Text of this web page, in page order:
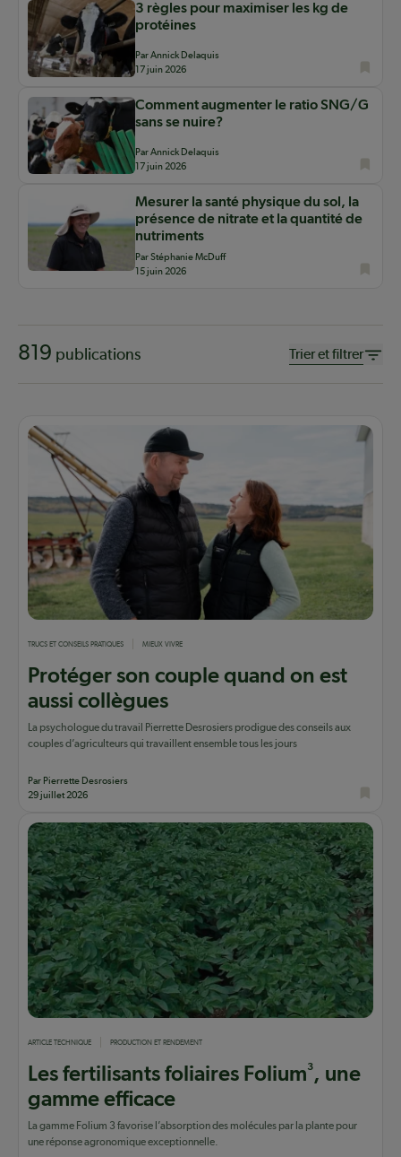
3 règles pour maximiser les kg de
protéines
Par Annick Delaquis
17 juin 2026
Comment augmenter le ratio SNG/G
sans se nuire?
Par Annick Delaquis
17 juin 2026
Mesurer la santé physique du sol, la
présence de nitrate et la quantité de
nutriments
Par Stéphanie McDuff
15 juin 2026
819 publications Trier et filtrer
TRUCS ET CONSEILS PRATIQUES MIEUX VIVRE
Protéger son couple quand on est
aussi collègues
La psychologue du travail Pierrette Desrosiers prodigue des conseils aux
couples d’agriculteurs qui travaillent ensemble tous les jours
Par Pierrette Desrosiers
29 juillet 2026
ARTICLE TECHNIQUE PRODUCTION ET RENDEMENT
Les fertilisants foliaires Folium3, une
gamme efficace
La gamme Folium 3 favorise l’absorption des molécules par la plante pour
une réponse agronomique exceptionnelle.